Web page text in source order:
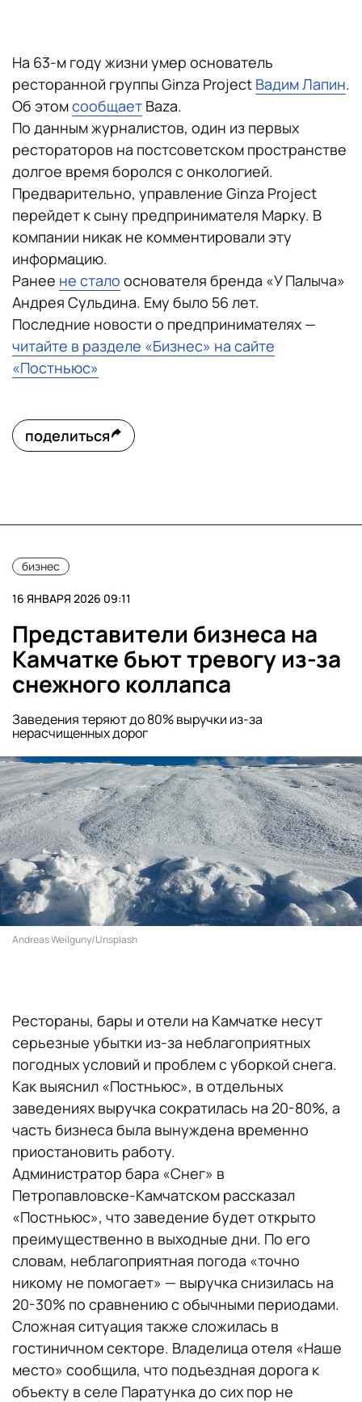
На 63-м году жизни умер основатель
ресторанной группы Ginza Project Вадим Лапин.
Об этомсообщает Baza.
По данным журналистов, один из первых
рестораторов на постсоветском пространстве
долгое время боролся с онкологией.
Предварительно, управление Ginza Project
перейдет к сыну предпринимателя Марку. В
компании никак не комментировали эту
информацию.
Ранее не стало основателя бренда «‎У Палыча»
Андрея Сульдина. Ему было 56 лет.
Последние новости о предпринимателях —
читайте в разделе «Бизнес» на сайте
«Постньюс»
поделиться
бизнес
16 ЯНВАРЯ 2026 09:11
Представители бизнеса на
Камчатке бьют тревогу из-за
снежного коллапса
Заведения теряют до 80% выручки из-за
нерасчищенных дорог
Andreas Weilguny/Unsplash
Рестораны, бары и отели на Камчатке несут
серьезные убытки из-за неблагоприятных
погодных условий и проблем с уборкой снега.
Как выяснил «Постньюс», в отдельных
заведениях выручка сократилась на 20-80%, а
часть бизнеса была вынуждена временно
приостановить работу.
Администратор бара «Снег» в
Петропавловске-Камчатском рассказал
«Постньюс», что заведение будет открыто
преимущественно в выходные дни. По его
словам, неблагоприятная погода «точно
никому не помогает» — выручка снизилась на
20-30% по сравнению с обычными периодами.
Сложная ситуация также сложилась в
гостиничном секторе. Владелица отеля «Наше
место» сообщила, что подъездная дорога к
объекту в селе Паратунка до сих пор не